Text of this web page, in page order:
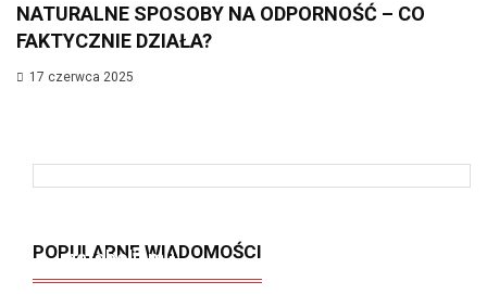
NATURALNE SPOSOBY NA ODPORNOŚĆ – CO
FAKTYCZNIE DZIAŁA?
17 czerwca 2025
POPULARNE WIADOMOŚCI
metabolizmu